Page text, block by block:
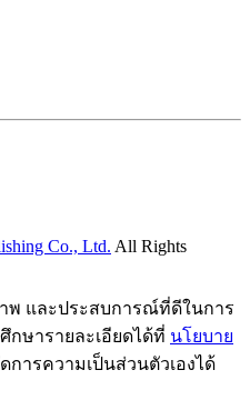
Co., Ltd. All Rights
พ และประสบการณ์ที่ดีในการ
ษารายละเอียดได้ที่ นโยบาย
การความเป็นส่วนตัวเองได้